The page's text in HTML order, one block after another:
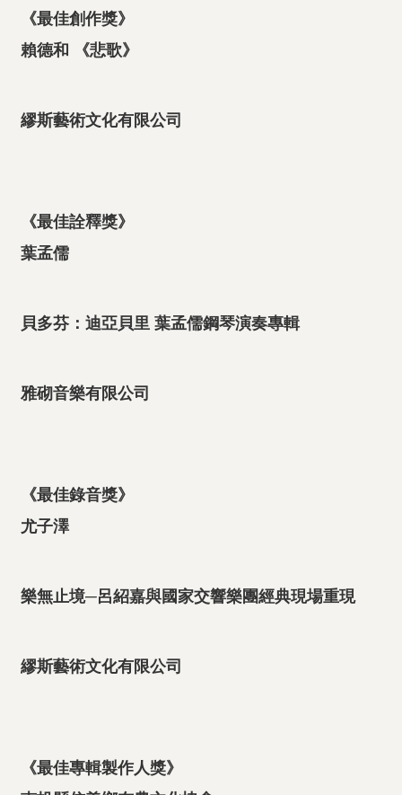
《最佳創作獎》
賴德和 《悲歌》
繆斯藝術文化有限公司
《最佳詮釋獎》
葉孟儒
貝多芬：迪亞貝里 葉孟儒鋼琴演奏專輯
雅砌音樂有限公司
《最佳錄音獎》
尤子澤
樂無止境─呂紹嘉與國家交響樂團經典現場重現
繆斯藝術文化有限公司
《最佳專輯製作人獎》